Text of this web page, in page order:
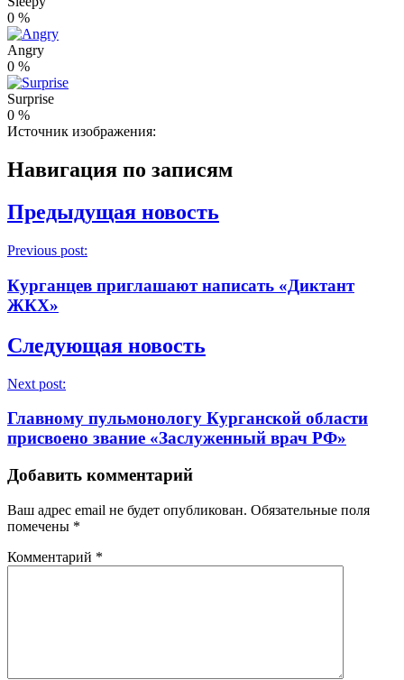
0 %
Angry
0 %
Surprise
0 %
Источник изображения:
Навигация по записям
Предыдущая новость
Previous post:
Курганцев приглашают написать «Диктант
ЖКХ»
Следующая новость
Next post:
Главному пульмонологу Курганской области
присвоено звание «Заслуженный врач РФ»
Добавить комментарий
Ваш адрес email не будет опубликован. Обязательные поля
помечены *
Комментарий *